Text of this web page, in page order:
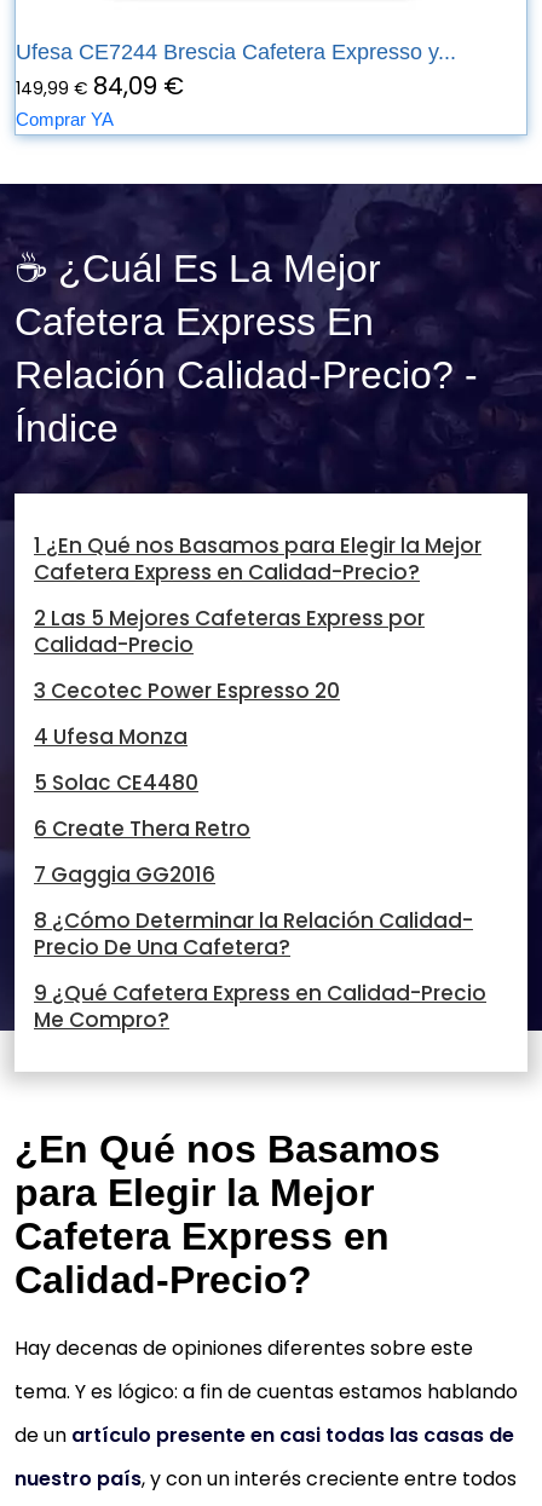
Ufesa CE7244 Brescia Cafetera Expresso y...
149,99 € 84,09 €
Comprar YA
☕ ¿Cuál Es La Mejor
Cafetera Express En
Relación Calidad-Precio? -
Índice
1 ¿En Qué nos Basamos para Elegir la Mejor
Cafetera Express en Calidad-Precio?
2 Las 5 Mejores Cafeteras Express por
Calidad-Precio
3 Cecotec Power Espresso 20
4 Ufesa Monza
5 Solac CE4480
6 Create Thera Retro
7 Gaggia GG2016
8 ¿Cómo Determinar la Relación Calidad-
Precio De Una Cafetera?
9 ¿Qué Cafetera Express en Calidad-Precio
Me Compro?
¿En Qué nos Basamos
para Elegir la Mejor
Cafetera Express en
Calidad-Precio?
Hay decenas de opiniones diferentes sobre este
tema. Y es lógico: a fin de cuentas estamos hablando
de un artículo presente en casi todas las casas de
nuestro país, y con un interés creciente entre todos